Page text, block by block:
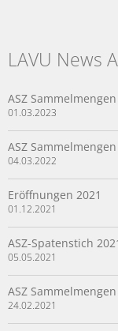
LAVU News
ASZ
01.03.2023
ASZ Sammelmengen
04.03.2022
Eröffnungen 2021
01.12.2021
ASZ-Spatenstich
05.05.2021
ASZ
24.02.2021